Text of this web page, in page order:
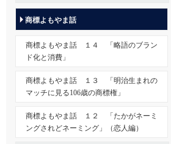
商標よもやま話
商標よもやま話 １４ 「略語のブラン
ド化と消費」
商標よもやま話 １３ 「明治生まれの
マッチに見る106歳の商標権」
商標よもやま話 １２ 「たかがネーミ
ングされどネーミング」（恋人編）